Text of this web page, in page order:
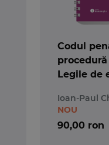
Codul
Legile de
- Spiralat
Ioan-Paul
90,00 ron
NOU